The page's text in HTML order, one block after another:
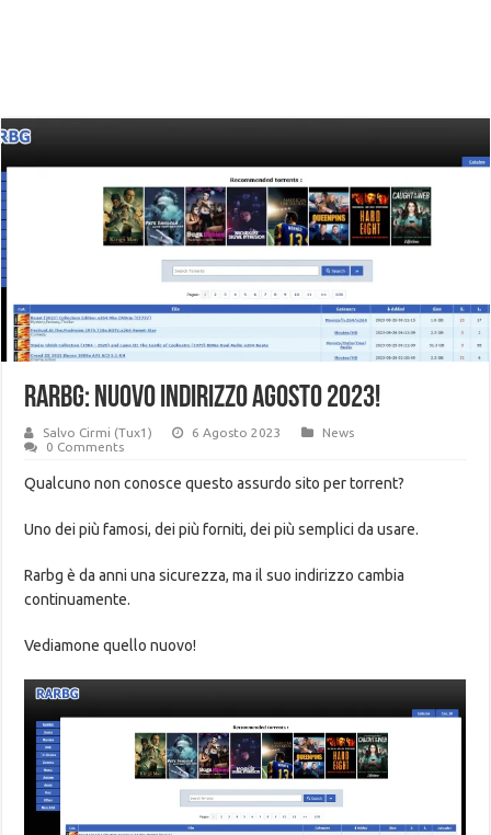
RARBG: NUOVO INDIRIZZO AGOSTO 2023!
Salvo Cirmi (Tux1) 6 Agosto 2023
News
0 Comments
Qualcuno non conosce questo assurdo sito per torrent?
Uno dei più famosi, dei più forniti, dei più semplici da usare.
Rarbg è da anni una sicurezza, ma il suo indirizzo cambia
continuamente.
Vediamone quello nuovo!